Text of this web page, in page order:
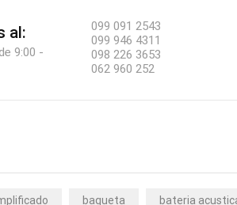
al:
9:00 -
099 091 2543
099 946 4311
098 226 3653
062 960 252
baqueta bateria